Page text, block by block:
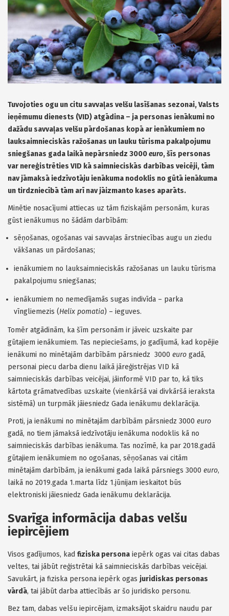
Tuvojoties ogu un citu savvaļas velšu lasīšanas sezonai, Valsts
ieņēmumu dienests (VID) atgādina – ja personas ienākumi no
dažādu savvaļas velšu pārdošanas kopā ar ienākumiem no
lauksaimnieciskās ražošanas un lauku tūrisma pakalpojumu
sniegšanas gada laikā nepārsniedz 3000euro, šīs personas
var nereģistrēties VID kā saimnieciskās darbības veicēji, tām
nav jāmaksā iedzīvotāju ienākuma nodoklis no gūtā ienākuma
un tirdzniecībā tām arī nav jāizmanto kases aparāts.
Minētie nosacījumi attiecas uz tām fiziskajām personām, kuras
gūst ienākumus no šādām darbībām:
sēņošanas, ogošanas vai savvaļas ārstniecības augu un ziedu
vākšanas un pārdošanas;
ienākumiem no lauksaimnieciskās ražošanas un lauku tūrisma
pakalpojumu sniegšanas;
ienākumiem no nemedījamās sugas indivīda – parka
vīngliemezis (Helix pomatia) – ieguves.
Tomēr atgādinām, ka šīm personām ir jāveic uzskaite par
gūtajiem ienākumiem. Tas nepieciešams, jo gadījumā, kad kopējie
ienākumi no minētajām darbībām pārsniedz 3000 euro gadā,
personai piecu darba dienu laikā jāreģistrējas VID kā
saimnieciskās darbības veicējai, jāinformē VID par to, kā tiks
kārtota grāmatvedības uzskaite (vienkāršā vai divkāršā ieraksta
sistēmā) un turpmāk jāiesniedz Gada ienākumu deklarācija.
Proti, ja ienākumi no minētajām darbībām pārsniedz 3000 euro
gadā, no tiem jāmaksā iedzīvotāju ienākuma nodoklis kā no
saimnieciskās darbības ienākuma. Tas nozīmē, ka par 2018.gadā
gūtajiem ienākumiem no ogošanas, sēņošanas vai citām
minētajām darbībām, ja ienākumi gada laikā pārsniegs 3000 euro,
laikā no 2019.gada 1.marta līdz 1.jūnijam ieskaitot būs
elektroniski jāiesniedz Gada ienākumu deklarācija.
Svarīga informācija dabas velšu
iepircējiem
Visos gadījumos, kad fiziska persona iepērk ogas vai citas dabas
veltes, tai jābūt reģistrētai kā saimnieciskās darbības veicējai.
Savukārt, ja fiziska persona iepērk ogas juridiskas personas
vārdā, tai jābūt darba attiecībās ar šo juridisko personu.
Bez tam, dabas velšu iepircējam, izmaksājot skaidru naudu par